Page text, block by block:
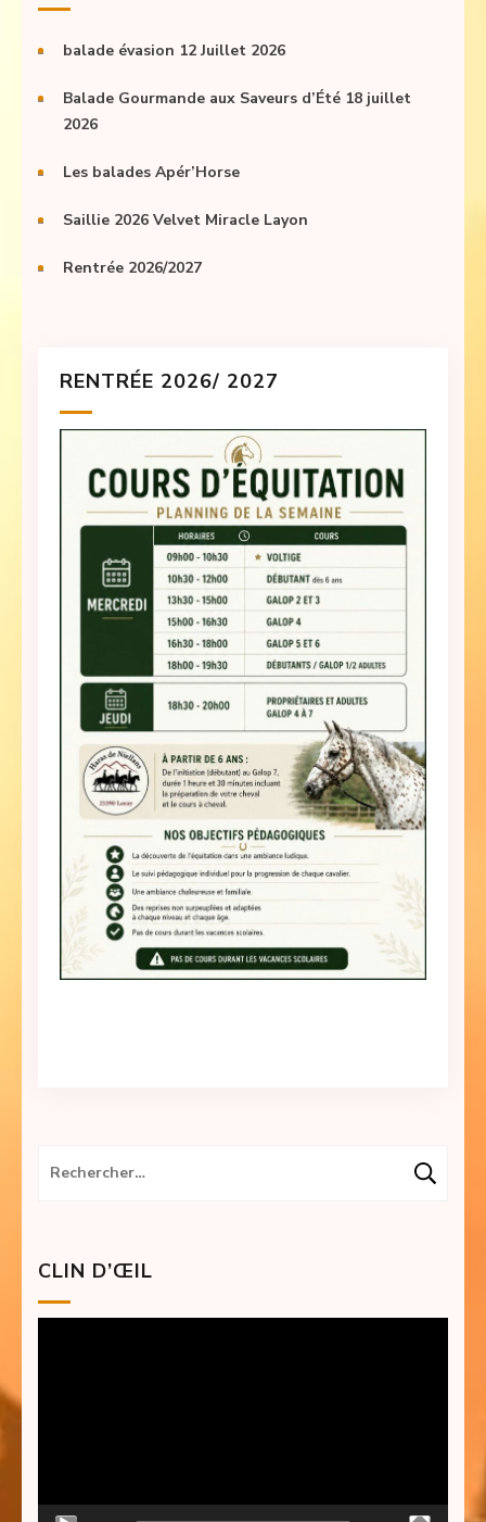
balade évasion 12 Juillet 2026
Balade Gourmande aux Saveurs d’Été 18 juillet
2026
Les balades Apér’Horse
Saillie 2026 Velvet Miracle Layon
Rentrée 2026/2027
RENTRÉE 2026/ 2027
Rechercher :
CLIN D’ŒIL